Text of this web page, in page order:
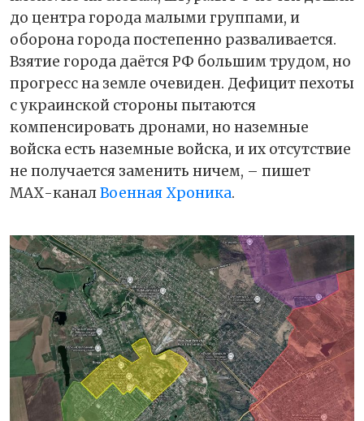
до центра города малыми группами, и
оборона города постепенно разваливается.
Взятие города даётся РФ большим трудом, но
прогресс на земле очевиден. Дефицит пехоты
с украинской стороны пытаются
компенсировать дронами, но наземные
войска есть наземные войска, и их отсутствие
не получается заменить ничем, – пишет
МАХ-каналВоенная Хроника.